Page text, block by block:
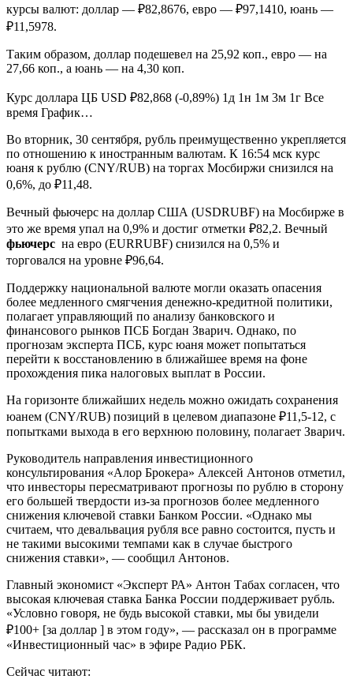
курсы валют: доллар — ₽82,8676, евро — ₽97,1410, юань —
₽11,5978.
Таким образом, доллар подешевел на 25,92 коп., евро — на
27,66 коп., а юань — на 4,30 коп.
Курс доллара ЦБ USD ₽82,868 (-0,89%) 1д 1н 1м 3м 1г Все
время График…
Во вторник, 30 сентября, рубль преимущественно укрепляется
по отношению к иностранным валютам. К 16:54 мск курс
юаня к рублю (CNY/RUB) на торгах Мосбиржи снизился на
0,6%, до ₽11,48.
Вечный фьючерс на доллар США (USDRUBF) на Мосбирже в
это же время упал на 0,9% и достиг отметки ₽82,2. Вечный
фьючерс на евро (EURRUBF) снизился на 0,5% и
торговался на уровне ₽96,64.
Поддержку национальной валюте могли оказать опасения
более медленного смягчения денежно-кредитной политики,
полагает управляющий по анализу банковского и
финансового рынков ПСБ Богдан Зварич. Однако, по
прогнозам эксперта ПСБ, курс юаня может попытаться
перейти к восстановлению в ближайшее время на фоне
прохождения пика налоговых выплат в России.
На горизонте ближайших недель можно ожидать сохранения
юанем (CNY/RUB) позиций в целевом диапазоне ₽11,5-12, с
попытками выхода в его верхнюю половину, полагает Зварич.
Руководитель направления инвестиционного
консультирования «Алор Брокера» Алексей Антонов отметил,
что инвесторы пересматривают прогнозы по рублю в сторону
его большей твердости из-за прогнозов более медленного
снижения ключевой ставки Банком России. «Однако мы
считаем, что девальвация рубля все равно состоится, пусть и
не такими высокими темпами как в случае быстрого
снижения ставки», — сообщил Антонов.
Главный экономист «Эксперт РА» Антон Табах согласен, что
высокая ключевая ставка Банка России поддерживает рубль.
«Условно говоря, не будь высокой ставки, мы бы увидели
₽100+ [за доллар ] в этом году», — рассказал он в программе
«Инвестиционный час» в эфире Радио РБК.
Сейчас читают: